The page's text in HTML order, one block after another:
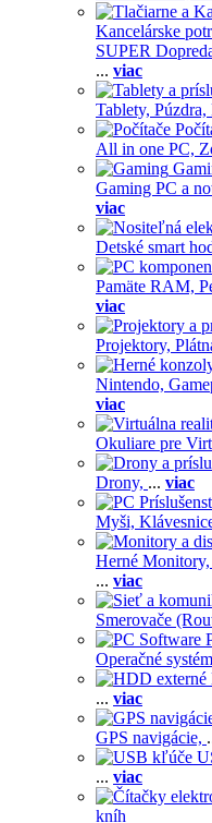
Kancelárske
SUPER
... viac
Tablety, Púzdra,
All in one PC,
Gaming PC a
viac
Detské smart
Pamäte RAM,
viac
Projektory,
Nintendo,
viac
Okuliare pre
Drony, ... viac
Myši,
Herné Monitory,
... viac
Smerovače
Operačné
... viac
GPS navigácie,
... viac
kníh